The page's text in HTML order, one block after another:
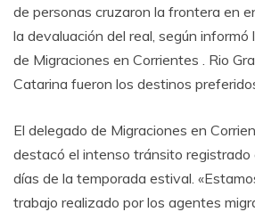
de personas cruzaron la frontera en
la devaluación del real, según informó
de Migraciones en Corrientes . Rio
Catarina fueron los destinos
El delegado de Migraciones en
destacó el intenso tránsito registrado
días de la temporada estival.
trabajo realizado por los agentes